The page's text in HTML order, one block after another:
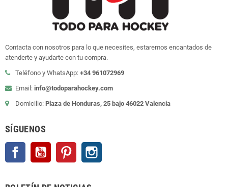
Contacta con nosotros para lo que necesites, estaremos encantados de
atenderte y ayudarte con tu compra.
Teléfono y WhatsApp: +34 961072969
Email: info@todoparahockey.com
Domicilio: Plaza de Honduras, 25 bajo 46022 Valencia
SÍGUENOS
Facebook YouTube Pinterest